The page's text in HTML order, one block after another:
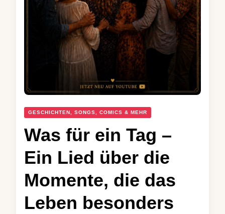
GESCHICHTEN, SONGS, COMICS & MEHR
Was für ein Tag –
Ein Lied über die
Momente, die das
Leben besonders